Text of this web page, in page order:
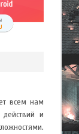
всем нам
и